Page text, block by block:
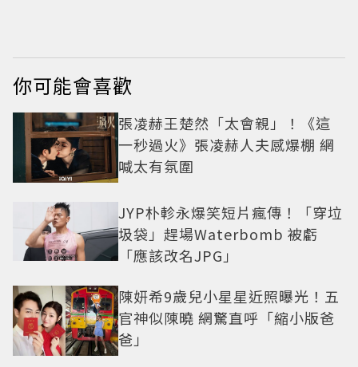
大
你可能會喜歡
張凌赫王楚然「太會親」！《這
一秒過火》張凌赫人夫感爆棚 網
喊太有氛圍
JYP朴軫永爆笑短片瘋傳！「穿垃
圾袋」趕場Waterbomb 被虧
「應該改名JPG」
陳妍希9歲兒小星星近照曝光！五
官神似陳曉 網驚直呼「縮小版爸
爸」